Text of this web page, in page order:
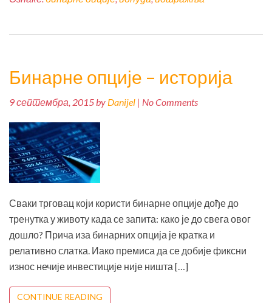
Бинарне опције – историја
9 септембра, 2015 by Danijel | No Comments
Сваки трговац који користи бинарне опције дође до
тренутка у животу када се запита: како је до свега овог
дошло? Прича иза бинарних опција је кратка и
релативно слатка. Иако премиса да се добије фиксни
износ нечије инвестиције није ништа […]
CONTINUE READING